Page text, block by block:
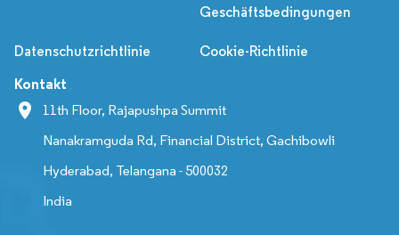
Geschäftsbedingungen
Datenschutzrichtlinie Cookie-Richtlinie
Kontakt
11th Floor, Rajapushpa Summit
Nanakramguda Rd, Financial District, Gachibowli
Hyderabad, Telangana - 500032
India